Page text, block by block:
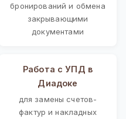
бронирований и обмена
закрывающими
документами
Работа с УПД в
Диадоке
для замены счетов-
фактур и накладных